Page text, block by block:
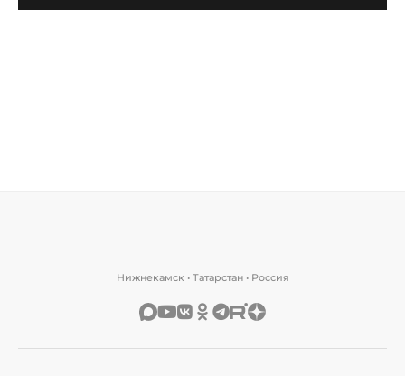
Нижнекамск • Татарстан • Россия